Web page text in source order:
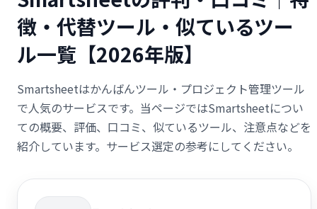
徴・代替ツール・似ているツー
ル一覧【2026年版】
Smartsheetはかんばんツール・プロジェクト管理ツール
で人気のサービスです。当ページではSmartsheetについ
ての概要、評価、口コミ、似ているツール、注意点などを
紹介しています。サービス選定の参考にしてください。